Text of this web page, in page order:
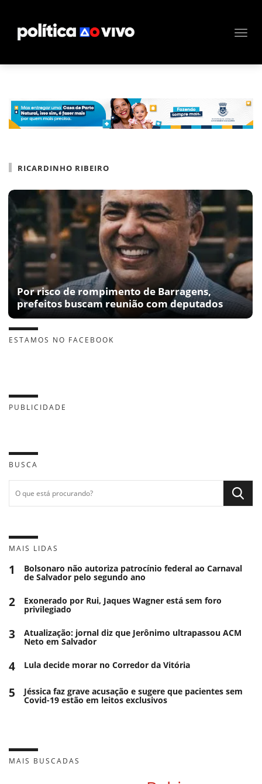
RICARDINHO RIBEIRO
Por risco de rompimento de Barragens,
prefeitos buscam reunião com deputados
ESTAMOS NO FACEBOOK
PUBLICIDADE
BUSCA
MAIS LIDAS
1 Bolsonaro não autoriza patrocínio federal ao Carnaval
de Salvador pelo segundo ano
2 Exonerado por Rui, Jaques Wagner está sem foro
privilegiado
3 Atualização: jornal diz que Jerônimo ultrapassou ACM
Neto em Salvador
4 Lula decide morar no Corredor da Vitória
5 Jéssica faz grave acusação e sugere que pacientes sem
Covid-19 estão em leitos exclusivos
MAIS BUSCADAS